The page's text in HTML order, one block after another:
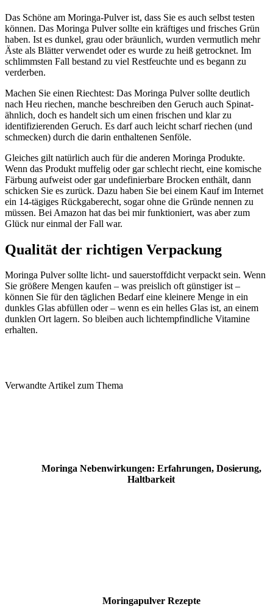
Das Schöne am Moringa-Pulver ist, dass Sie es auch selbst testen
können. Das Moringa Pulver sollte ein kräftiges und frisches Grün
haben. Ist es dunkel, grau oder bräunlich, wurden vermutlich mehr
Äste als Blätter verwendet oder es wurde zu heiß getrocknet. Im
schlimmsten Fall bestand zu viel Restfeuchte und es begann zu
verderben.
Machen Sie einen Riechtest: Das Moringa Pulver sollte deutlich
nach Heu riechen, manche beschreiben den Geruch auch Spinat-
ähnlich, doch es handelt sich um einen frischen und klar zu
identifizierenden Geruch. Es darf auch leicht scharf riechen (und
schmecken) durch die darin enthaltenen Senföle.
Gleiches gilt natürlich auch für die anderen Moringa Produkte.
Wenn das Produkt muffelig oder gar schlecht riecht, eine komische
Färbung aufweist oder gar undefinierbare Brocken enthält, dann
schicken Sie es zurück. Dazu haben Sie bei einem Kauf im Internet
ein 14-tägiges Rückgaberecht, sogar ohne die Gründe nennen zu
müssen. Bei Amazon hat das bei mir funktioniert, was aber zum
Glück nur einmal der Fall war.
Qualität der richtigen Verpackung
Moringa Pulver sollte licht- und sauerstoffdicht verpackt sein. Wenn
Sie größere Mengen kaufen – was preislich oft günstiger ist –
können Sie für den täglichen Bedarf eine kleinere Menge in ein
dunkles Glas abfüllen oder – wenn es ein helles Glas ist, an einem
dunklen Ort lagern. So bleiben auch lichtempfindliche Vitamine
erhalten.
Verwandte Artikel zum Thema
Moringa Nebenwirkungen: Erfahrungen, Dosierung,
Haltbarkeit
Moringapulver Rezepte